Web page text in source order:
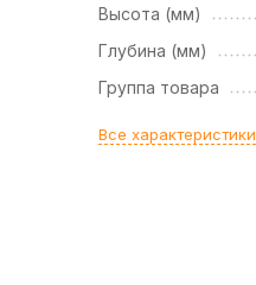
Высота (мм)
Глубина (мм)
Группа товара
Все характеристики